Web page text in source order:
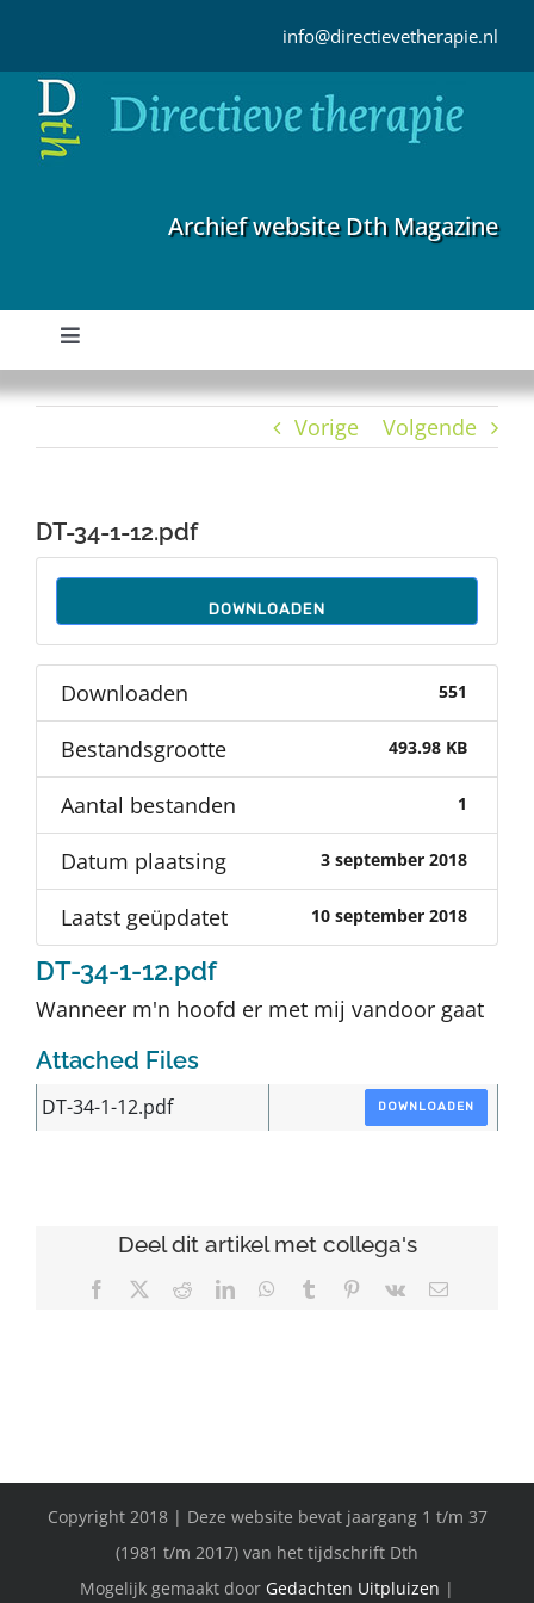
inhoud
info@directievetherapie.nl
Archief website Dth Magazine
Toggle
Navigation
Home
Auteurs
Over Dth
Contact
Vorige Volgende
DT-34-1-12.pdf
DOWNLOADEN
Downloaden 551
Bestandsgrootte 493.98 KB
Aantal bestanden 1
Datum plaatsing 3 september 2018
Laatst geüpdatet 10 september 2018
DT-34-1-12.pdf
Wanneer m'n hoofd er met mij vandoor gaat
Attached Files
DT-34-1-12.pdf DOWNLOADEN
Deel dit artikel met collega's
Facebook RedditLinkedInWhatsApp
Tumblr Pinterest
Vk
E-
Copyright 2018 | Deze website bevat jaargang 1 t/m 37
(1981 t/m 2017) van het tijdschrift Dth
Mogelijk gemaakt door Gedachten Uitpluizen |